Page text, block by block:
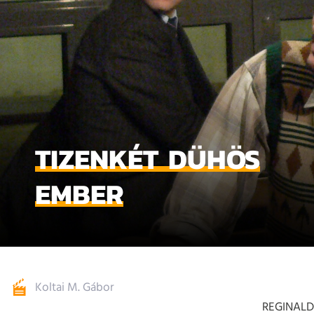
TIZENKÉT DÜHÖS
EMBER
Koltai M. Gábor